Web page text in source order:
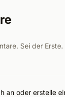
Sei der Erste.
an oder erstelle